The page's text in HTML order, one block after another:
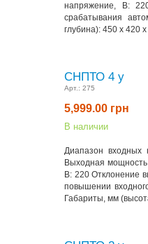
напряжение, В:
срабатывания
глубина): 450 х 420
СНПТО 4 у
Арт.: 275
5,999.00 грн
В наличии
Диапазон входных
Выходная
В: 220 Отклонение
повышении
Габариты, мм